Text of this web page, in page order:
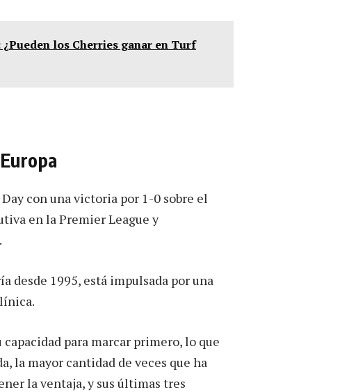
los Cherries ganar en Turf
con una victoria por 1-0 sobre el
en la Premier League y
desde 1995, está impulsada por una
para marcar primero, lo que
la mayor cantidad de veces que ha
la ventaja, y sus últimas tres